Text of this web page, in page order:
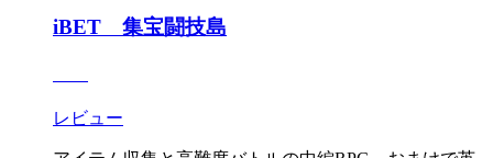
iBET 集宝闘技島
レビュー